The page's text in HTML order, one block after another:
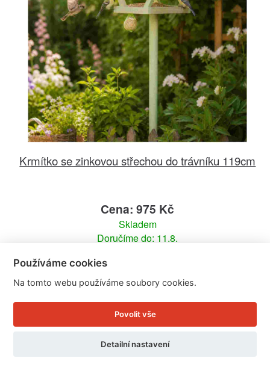
Krmítko se zinkovou střechou do trávníku 119cm
Cena: 975 Kč
Skladem
Doručíme do: 11.8.
Používáme cookies
Na tomto webu používáme soubory cookies.
Povolit vše
Detailní nastavení